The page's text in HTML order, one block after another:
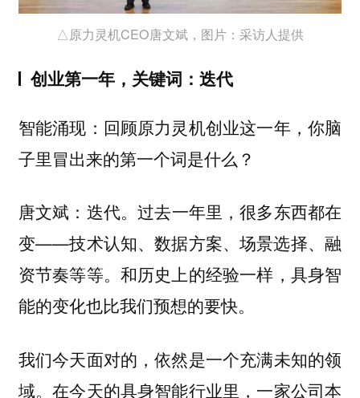
△原力灵机CEO唐文斌，图片：采访人提供
创业第一年，关键词：迭代
智能涌现：回顾原力灵机创业这一年，你脑
子里冒出来的第一个词是什么？
唐文斌： 迭代。过去一年里，很多东西都在
变——技术认知、数据方案、场景选择、融
资节奏等等。和历史上的经验一样，具身智
能的变化也比我们预想的要快。
我们今天面对的，依然是一个充满未知的领
域。在今天的具身智能行业里， 一家公司本